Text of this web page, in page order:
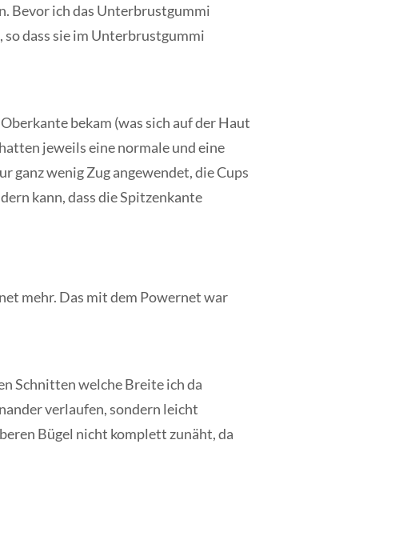
Bevor ich das Unterbrustgummi
so dass sie im Unterbrustgummi
bekam (was sich auf der Haut
jeweils eine normale und eine
ganz wenig Zug angewendet, die Cups
kann, dass die Spitzenkante
mehr. Das mit dem Powernet war
Schnitten welche Breite ich da
verlaufen, sondern leicht
Bügel nicht komplett zunäht, da